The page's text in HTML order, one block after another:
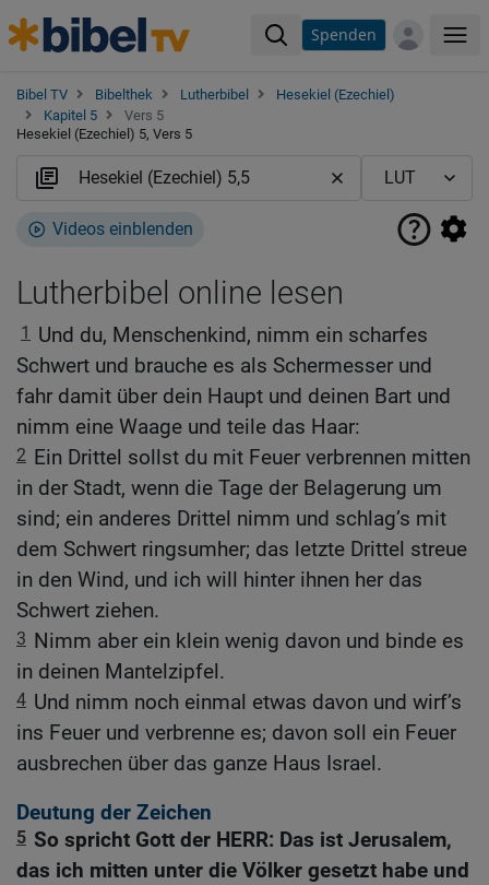
Spenden
Bibel TV Bibelthek Lutherbibel
Hesekiel (Ezechiel)
Kapitel 5
Vers 5
Hesekiel (Ezechiel) 5, Vers 5
Videos einblenden
Lutherbibel online lesen
1 Und du, Menschenkind, nimm ein scharfes
Schwert und brauche es als Schermesser und
fahr damit über dein Haupt und deinen Bart und
nimm eine Waage und teile das Haar:
2 Ein Drittel sollst du mit Feuer verbrennen mitten
in der Stadt, wenn die Tage der Belagerung um
sind; ein anderes Drittel nimm und schlag’s mit
dem Schwert ringsumher; das letzte Drittel streue
in den Wind, und ich will hinter ihnen her das
Schwert ziehen.
3 Nimm aber ein klein wenig davon und binde es
in deinen Mantelzipfel.
4 Und nimm noch einmal etwas davon und wirf’s
ins Feuer und verbrenne es; davon soll ein Feuer
ausbrechen über das ganze Haus Israel.
Deutung der Zeichen
5 So spricht Gott der HERR: Das ist Jerusalem,
das ich mitten unter die Völker gesetzt habe und